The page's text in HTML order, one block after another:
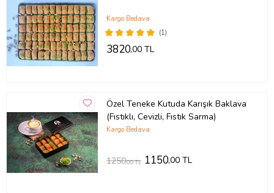
(1)
Kargo Bedava
3820,00 TL
Özel Teneke Kutuda Karışık Baklava
(Fıstıklı, Cevizli, Fıstık Sarma)
Kargo Bedava
1250,00 TL 1150,00 TL